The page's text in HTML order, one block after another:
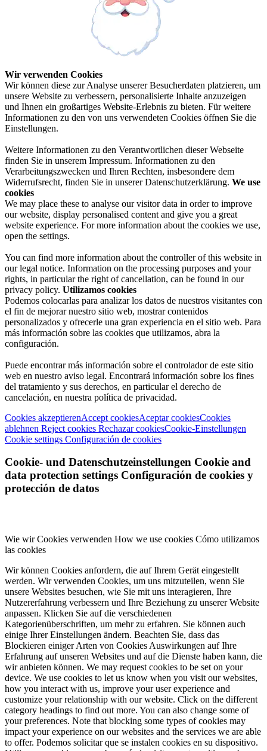
Wir verwenden Cookies
Wir können diese zur Analyse unserer Besucherdaten platzieren, um
unsere Website zu verbessern, personalisierte Inhalte anzuzeigen
und Ihnen ein großartiges Website-Erlebnis zu bieten. Für weitere
Informationen zu den von uns verwendeten Cookies öffnen Sie die
Einstellungen.
Weitere Informationen zu den Verantwortlichen dieser Webseite
finden Sie in unserem Impressum. Informationen zu den
Verarbeitungszwecken und Ihren Rechten, insbesondere dem
Widerrufsrecht, finden Sie in unserer Datenschutzerklärung. We use
cookies
We may place these to analyse our visitor data in order to improve
our website, display personalised content and give you a great
website experience. For more information about the cookies we use,
open the settings.
You can find more information about the controller of this website in
our legal notice. Information on the processing purposes and your
rights, in particular the right of cancellation, can be found in our
privacy policy. Utilizamos cookies
Podemos colocarlas para analizar los datos de nuestros visitantes con
el fin de mejorar nuestro sitio web, mostrar contenidos
personalizados y ofrecerle una gran experiencia en el sitio web. Para
más información sobre las cookies que utilizamos, abra la
configuración.
Puede encontrar más información sobre el controlador de este sitio
web en nuestro aviso legal. Encontrará información sobre los fines
del tratamiento y sus derechos, en particular el derecho de
cancelación, en nuestra política de privacidad.
Cookies akzeptierenAccept cookiesAceptar cookiesCookies
ablehnen Reject cookies Rechazar cookiesCookie-Einstellungen
Cookie settings Configuración de cookies
Cookie- und Datenschutzeinstellungen Cookie and
data protection settings Configuración de cookies y
protección de datos
Wie wir Cookies verwenden How we use cookies Cómo utilizamos
las cookies
Wir können Cookies anfordern, die auf Ihrem Gerät eingestellt
werden. Wir verwenden Cookies, um uns mitzuteilen, wenn Sie
unsere Websites besuchen, wie Sie mit uns interagieren, Ihre
Nutzererfahrung verbessern und Ihre Beziehung zu unserer Website
anpassen. Klicken Sie auf die verschiedenen
Kategorienüberschriften, um mehr zu erfahren. Sie können auch
einige Ihrer Einstellungen ändern. Beachten Sie, dass das
Blockieren einiger Arten von Cookies Auswirkungen auf Ihre
Erfahrung auf unseren Websites und auf die Dienste haben kann, die
wir anbieten können. We may request cookies to be set on your
device. We use cookies to let us know when you visit our websites,
how you interact with us, improve your user experience and
customize your relationship with our website. Click on the different
category headings to find out more. You can also change some of
your preferences. Note that blocking some types of cookies may
impact your experience on our websites and the services we are able
to offer. Podemos solicitar que se instalen cookies en su dispositivo.